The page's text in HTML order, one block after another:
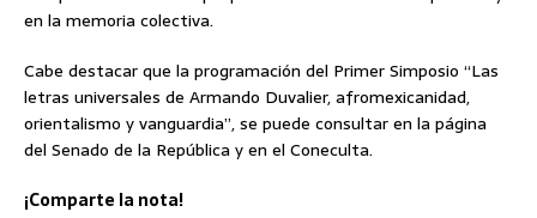
en la memoria colectiva.
Cabe destacar que la programación del Primer Simposio “Las
letras universales de Armando Duvalier, afromexicanidad,
orientalismo y vanguardia”, se puede consultar en la página
del Senado de la República y en el Coneculta.
¡Comparte la nota!